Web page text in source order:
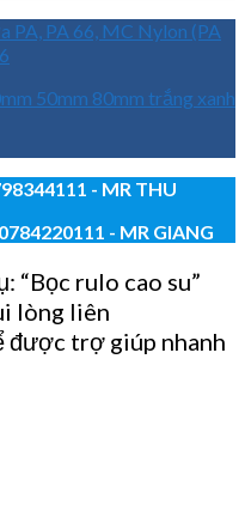
PA, PA 66, MC Nylon (PA
- MR THU
0784220111 - MR GIANG
“Bọc rulo cao su”
lòng liên
được trợ giúp nhanh